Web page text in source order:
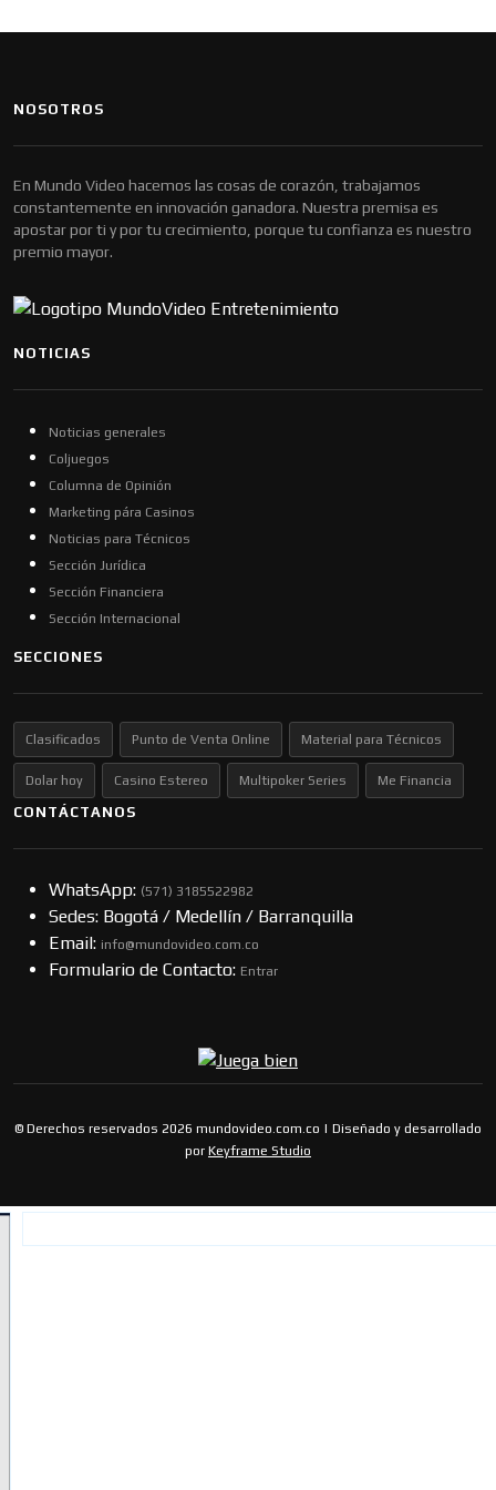
NOSOTROS
En Mundo Video hacemos las cosas de corazón, trabajamos
constantemente en innovación ganadora. Nuestra premisa es
apostar por ti y por tu crecimiento, porque tu confianza es nuestro
premio mayor.
NOTICIAS
Noticias generales
Coljuegos
Columna de Opinión
Marketing pára Casinos
Noticias para Técnicos
Sección Jurídica
Sección Financiera
Sección Internacional
SECCIONES
Clasificados Punto de Venta Online Material para Técnicos
Dolar hoy Casino Estereo Multipoker Series Me Financia
CONTÁCTANOS
WhatsApp: (57​​1) 3185522982
Sedes: Bogotá / Medellín / Barranquilla
Email: info@mundovideo.com.co
Formulario de Contacto: Entrar
© Derechos reservados 2026 mundovideo.com.co | Diseñado y desarrollado
por Keyframe Studio